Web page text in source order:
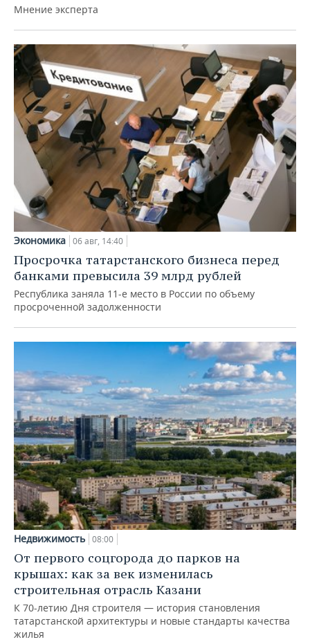
Мнение эксперта
Экономика 06 авг, 14:40
Просрочка татарстанского бизнеса перед
банками превысила 39 млрд рублей
Республика заняла 11-е место в России по объему
просроченной задолженности
Недвижимость 08:00
От первого соцгорода до парков на
крышах: как за век изменилась
строительная отрасль Казани
К 70-летию Дня строителя — история становления
татарстанской архитектуры и новые стандарты качества
жилья